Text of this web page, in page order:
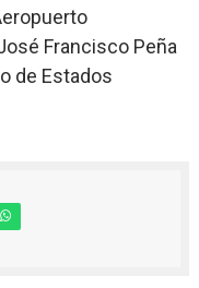
Francisco Peña
de Estados